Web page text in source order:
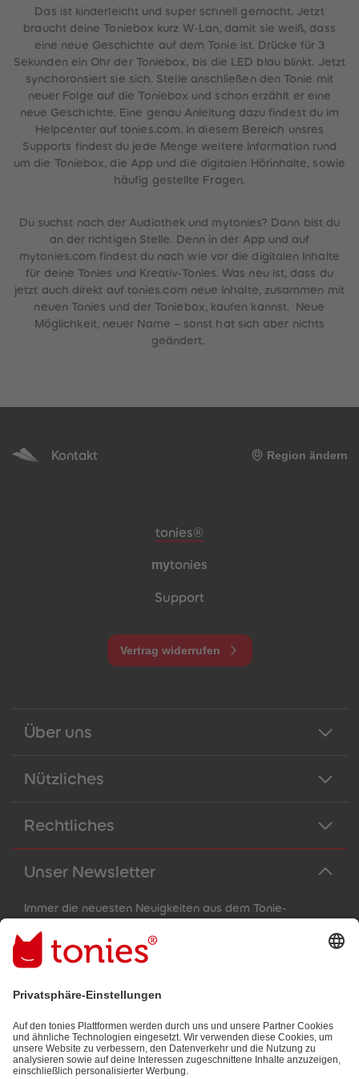
Das ist kinderleicht und super schnell gemacht. Jetzt
braucht deine Toniebox kurz W-Lan, damit sie weiß, dass
eine neue Geschichte auf dem Tonie ist. Drücke für 3
Sekunden ein Ohr der Toniebox, bis die LED blau blinkt. Jetzt
synchoronsiert sie sich. Stelle anschließen den Tonie mit
neuer Folge auf die Toniebox und schon erzählt er eine
neue Geschichte. Eine genau Anleitung dazu findest du im
Helpcenter auf tonies.com. In diesem Bereich unsres
Supports findest du jede Menge weitere Information rund
um die Toniebox, die App und die digitalen Hörinhalte, sowie
häufig gestellte Fragen.
Du suchst nach der Audiothek und mytonies? Dann bist du
an der richtigen Stelle. Denn in der App und auf
mytonies.com findest du nach wie vor die digitalen Inhalte
für deine Tonies und Kreativ-Tonies. Was neu ist, dass du
jetzt auch direkt auf tonies.com neue Inhalte, zusammen mit
neuen Tonies und der Toniebox, kaufen kannst. Neue
Möglichkeit, neuer Name – sonst hat sich aber nichts
geändert.
Kontakt Region ändern
Meta-Navigation Footer
tonies®
mytonies
Support
Vertrag widerrufen
Über uns
Nützliches
Rechtliches
Unser Newsletter
Immer die neuesten Neuigkeiten aus dem Tonie-
E-Mail-Addresse
Mit dem Absenden abonnierst du unseren E-Mail-Newsletter, der
informationen) und den von dir zu Werbezwecken bereitgestellten
Interaktionsinformationen (z.B. Abspielinformationen) basiert. Du
kannst den Newsletter jederzeit kostenlos abbestellen.
Datenschutzbestimmungen.